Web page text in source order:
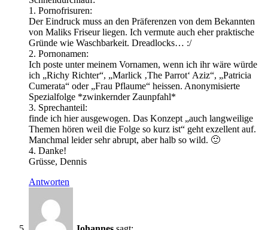
1. Pornofrisuren:
Der Eindruck muss an den Präferenzen von dem Bekannten
von Maliks Friseur liegen. Ich vermute auch eher praktische
Gründe wie Waschbarkeit. Dreadlocks… :/
2. Pornonamen:
Ich poste unter meinem Vornamen, wenn ich ihr wäre würde
ich „Richy Richter“, „Marlick ‚The Parrot‘ Aziz“, „Patricia
Cumerata“ oder „Frau Pflaume“ heissen. Anonymisierte
Spezialfolge *zwinkernder Zaunpfahl*
3. Sprechanteil:
finde ich hier ausgewogen. Das Konzept „auch langweilige
Themen hören weil die Folge so kurz ist“ geht exzellent auf.
Manchmal leider sehr abrupt, aber halb so wild. 🙂
4. Danke!
Grüsse, Dennis
Antworten